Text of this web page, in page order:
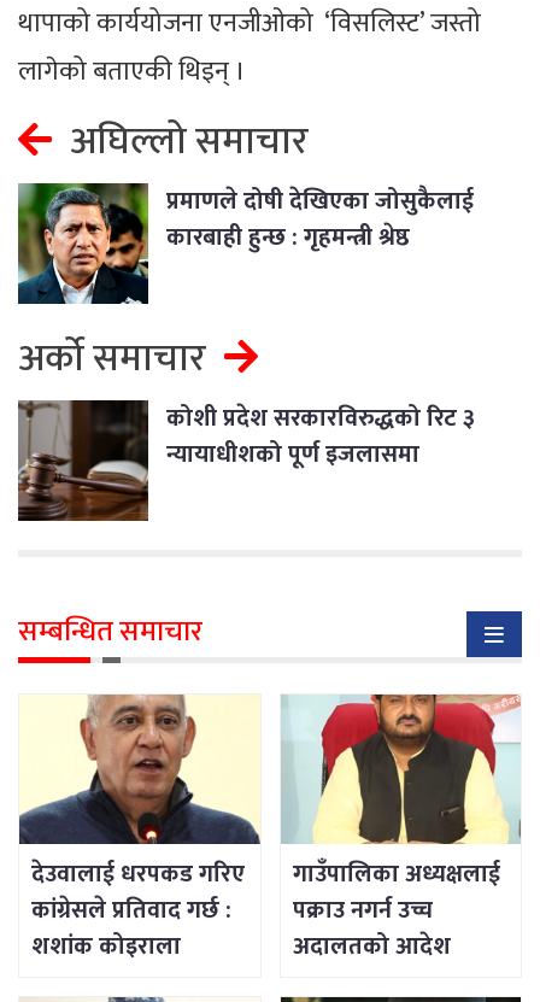
थापाको कार्ययोजना एनजीओको ‘विसलिस्ट’ जस्तो
लागेको बताएकी थिइन् ।
अघिल्लो समाचार
प्रमाणले दोषी देखिएका जोसुकैलाई
कारबाही हुन्छ : गृहमन्त्री श्रेष्ठ
अर्को समाचार
कोशी प्रदेश सरकारविरुद्धको रिट ३
न्यायाधीशको पूर्ण इजलासमा
सम्बन्धित समाचार
देउवालाई धरपकड गरिए
कांग्रेसले प्रतिवाद गर्छ :
शशांक कोइराला
गाउँपालिका अध्यक्षलाई
पक्राउ नगर्न उच्च
अदालतको आदेश